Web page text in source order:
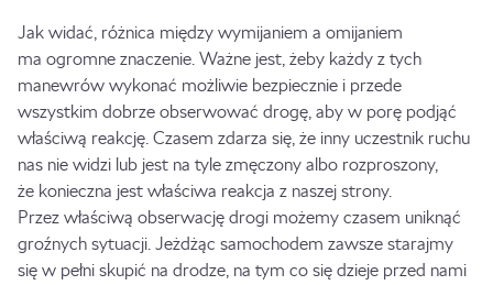
Jak widać, różnica między wymijaniem a omijaniem
ma ogromne znaczenie. Ważne jest, żeby każdy z tych
manewrów wykonać możliwie bezpiecznie i przede
wszystkim dobrze obserwować drogę, aby w porę podjąć
właściwą reakcję. Czasem zdarza się, że inny uczestnik ruchu
nas nie widzi lub jest na tyle zmęczony albo rozproszony,
że konieczna jest właściwa reakcja z naszej strony.
Przez właściwą obserwację drogi możemy czasem uniknąć
groźnych sytuacji. Jeżdżąc samochodem zawsze starajmy
się w pełni skupić na drodze, na tym co się dzieje przed nami